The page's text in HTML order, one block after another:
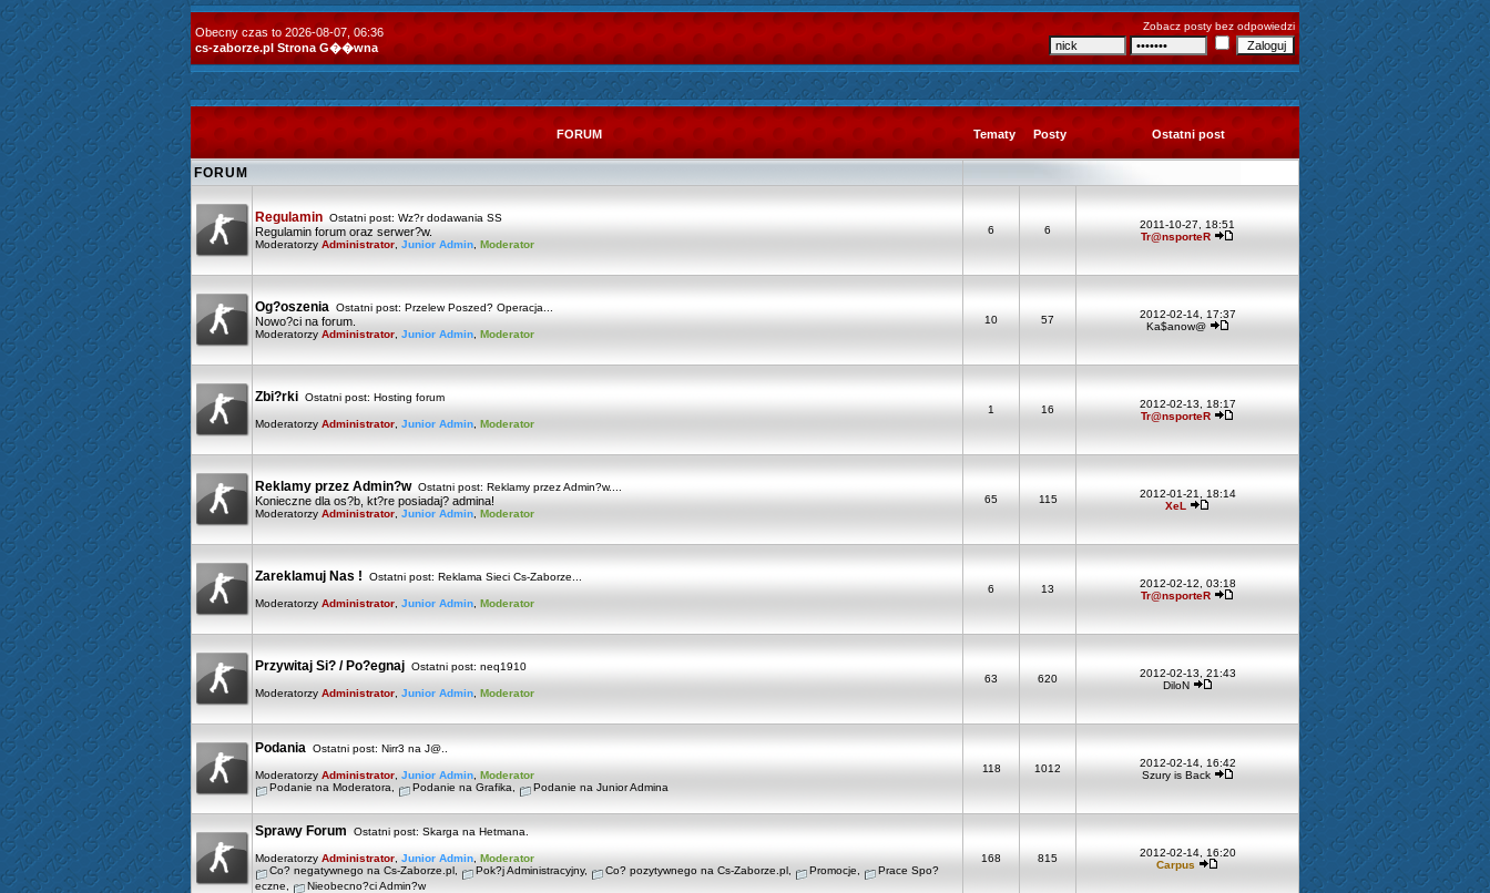
Obecny czas to 2026-08-07, 06:36
cs-zaborze.pl Strona G��wna
Zobacz posty bez odpowiedzi
FORUM Tematy Posty Ostatni post
FORUM
Regulamin Ostatni post: Wz?r dodawania SS
Regulamin forum oraz serwer?w.
Moderatorzy Administrator Junior Admin Moderator
6 6
2011-10-27, 18:51
Tr@nsporteR
Og?oszenia Ostatni post: Przelew Poszed? Operacja...
Nowo?ci na forum.
Moderatorzy Administrator Junior Admin Moderator
10 57
2012-02-14, 17:37
Ka$anow@
Zbi?rki Ostatni post: Hosting forum
Moderatorzy Administrator Junior Admin Moderator
1 16
2012-02-13, 18:17
Tr@nsporteR
Reklamy przez Admin?wOstatni post: Reklamy przez Admin?w....
Konieczne dla os?b, kt?re posiadaj? admina!
Moderatorzy Administrator Junior Admin Moderator
65 115
2012-01-21, 18:14
XeL
Zareklamuj Nas ! Ostatni post: Reklama Sieci Cs-Zaborze...
Moderatorzy Administrator Junior Admin Moderator
6 13
2012-02-12, 03:18
Tr@nsporteR
Przywitaj Si? / Po?egnaj Ostatni post: neq1910
Moderatorzy Administrator Junior Admin Moderator
63 620
2012-02-13, 21:43
DiloN
Podania Ostatni post: Nirr3 na J@..
Moderatorzy Administrator Junior Admin Moderator
Podanie na Moderatora
Podanie na Grafika Podanie na Junior Admina
118 1012
2012-02-14, 16:42
Szury is Back
Sprawy Forum Ostatni post: Skarga na Hetmana.
Moderatorzy Administrator Junior Admin Moderator
Co? negatywnego na Cs-Zaborze.pl
Pok?j Administracyjny, Co? pozytywnego na Cs-Zaborze.pl Promocje
Prace Spo?
eczne
Nieobecno?ci Admin?w
168 815
2012-02-14, 16:20
Carpus